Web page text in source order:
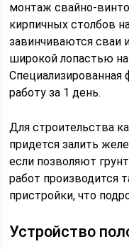
монтаж свайно-
кирпичных столбов
завинчиваются сваи
широкой лопастью на
работу за 1 день.
Для строительства
придется залить
если позволяют
работ производится
пристройки, что
Устройство